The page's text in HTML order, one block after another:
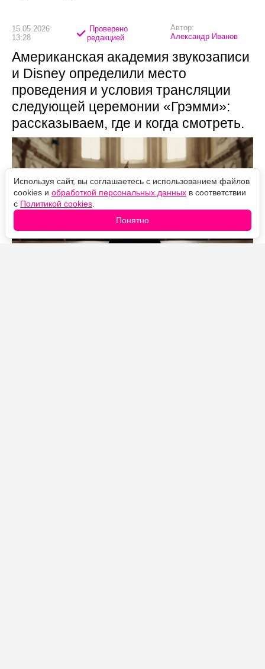
15.05.2026
13:28
Проверено
редакцией
Автор:
Александр Иванов
Американская академия звукозаписи
и Disney определили место
проведения и условия трансляции
следующей церемонии «Грэмми»:
рассказываем, где и когда смотреть.
Используя сайт, вы соглашаетесь с использованием файлов
cookies и обработкой персональных данных в соответствии
с Политикой cookies
Понятно